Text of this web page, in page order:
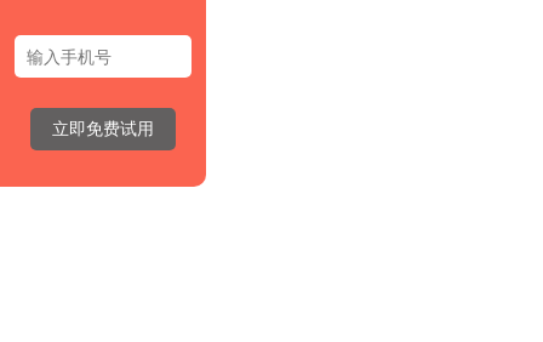
立即免费试用